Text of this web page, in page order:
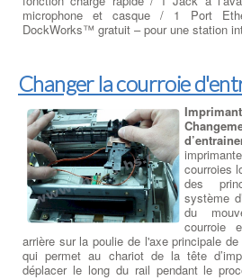
microphone et casque / 1 Port
DockWorks™ gratuit – pour une station
Changer la courroie
courroies
des
système
du
courroie
arrière sur la poulie de l'axe principale
qui permet au chariot de la tête
déplacer le long du rail pendant le